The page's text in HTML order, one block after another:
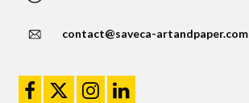
contact@saveca-artandpaper.com